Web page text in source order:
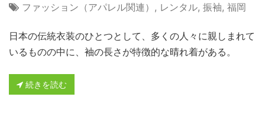
ファッション（アパレル関連） , レンタル, 振袖, 福岡
日本の伝統衣装のひとつとして、多くの人々に親しまれて
いるものの中に、袖の長さが特徴的な晴れ着がある。
続きを読む